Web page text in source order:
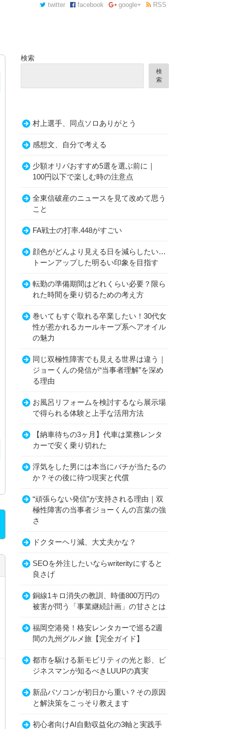
twitter facebook google+ RSS
検索
検
索
村上選手、同点ソロありがとう
感想文、自分で考える
少額オリパおすすめ5選を選ぶ前に｜
100円以下で楽しむ時の注意点
全東信破産のニュースを見て改めて思う
こと
FA戦士の打率.448がすごい
顔色がどんより見える日を減らしたい…
トーンアップした明るい印象を目指す
転勤の準備期間はどれくらい必要？限ら
れた時間を乗り切るための考え方
巻いてもすぐ取れる卒業したい！30代女
性が惹かれるカールキープ系ヘアオイル
の魅力
同じ双極性障害でも見える世界は違う｜
ジョーくんの発信が“当事者理解”を深め
る理由
お風呂リフォームを検討するなら展示場
で得られる体験と上手な活用方法
【納車待ちの3ヶ月】代車は業務レンタ
カーで安く乗り切れた
浮気をした男には本当にバチが当たるの
か？その後に待つ現実と代償
“頑張らない発信”が支持される理由｜双
極性障害の当事者ジョーくんの言葉の強
さ
ドクターヘリ減、大丈夫かな？
SEOを外注したいならwriterityにすると
良さげ
銅線1キロ消失の教訓、時価800万円の
被害が問う「事業継続計画」の甘さとは
福岡空港発！格安レンタカーで巡る2週
間の九州グルメ旅【完全ガイド】
都市を駆ける新モビリティの光と影、ビ
ジネスマンが知るべきLUUPの真実
新品パソコンが初日から重い？その原因
と解決策をこっそり教えます
初心者向けAI自動収益化の3軸と実践手